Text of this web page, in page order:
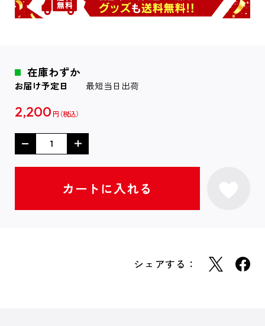
在庫わずか
お届け予定日 最短当日出荷
2,200 円
シェアする：